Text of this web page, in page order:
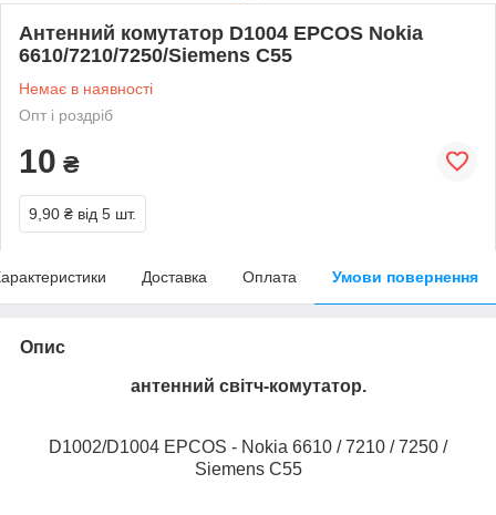
Антенний комутатор D1004 EPCOS Nokia
6610/7210/7250/Siemens C55
Немає в наявності
Опт і роздріб
10 ₴
9,90 ₴ від 5 шт.
Доставка Оплата Умови повернення
Опис
антенний світч-комутатор.
D1002/D1004 EPCOS - Nokia 6610 / 7210 / 7250 /
Siemens C55